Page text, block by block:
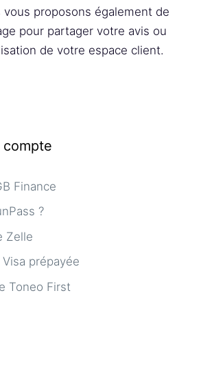
proposons également de
pour partager votre avis ou
de votre espace client.
Finance
?
Zelle
prépayée
Toneo First